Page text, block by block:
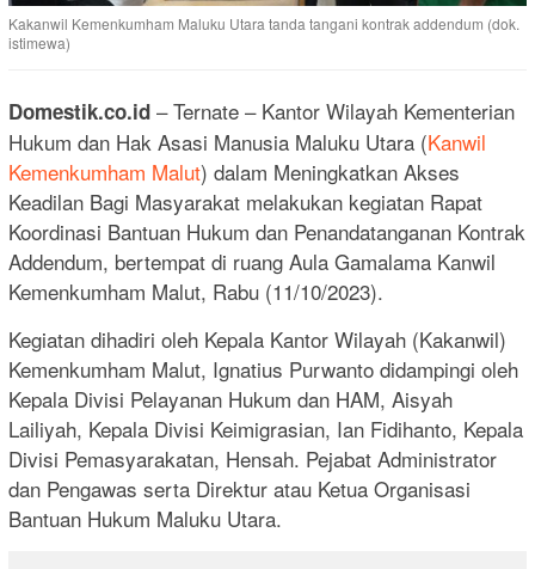
Kakanwil Kemenkumham Maluku Utara tanda tangani kontrak addendum (dok.
istimewa)
Domestik.co.id – Ternate – Kantor Wilayah Kementerian
Hukum dan Hak Asasi Manusia Maluku Utara (Kanwil
Kemenkumham Malut) dalam Meningkatkan Akses
Keadilan Bagi Masyarakat melakukan kegiatan Rapat
Koordinasi Bantuan Hukum dan Penandatanganan Kontrak
Addendum, bertempat di ruang Aula Gamalama Kanwil
Kemenkumham Malut, Rabu (11/10/2023).
Kegiatan dihadiri oleh Kepala Kantor Wilayah (Kakanwil)
Kemenkumham Malut, Ignatius Purwanto didampingi oleh
Kepala Divisi Pelayanan Hukum dan HAM, Aisyah
Lailiyah, Kepala Divisi Keimigrasian, Ian Fidihanto, Kepala
Divisi Pemasyarakatan, Hensah. Pejabat Administrator
dan Pengawas serta Direktur atau Ketua Organisasi
Bantuan Hukum Maluku Utara.